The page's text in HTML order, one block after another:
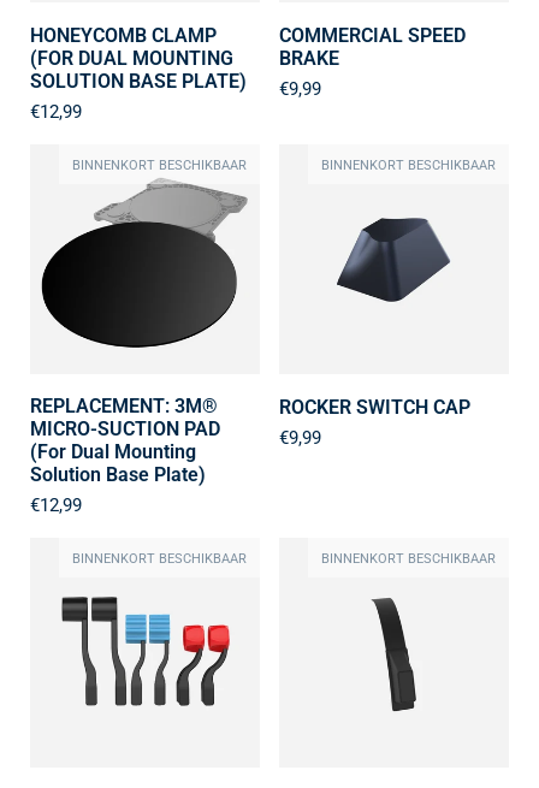
HONEYCOMB CLAMP
(FOR DUAL MOUNTING
SOLUTION BASE PLATE)
€12,99
COMMERCIAL SPEED
BRAKE
€9,99
REPLACEMENT: 3M®
MICRO-SUCTION PAD
(For Dual Mounting
Solution Base Plate)
€12,99
BINNENKORT BESCHIKBAAR
ROCKER SWITCH CAP
€9,99
BINNENKORT BESCHIKBAAR
BINNENKORT BESCHIKBAAR BINNENKORT BESCHIKBAAR